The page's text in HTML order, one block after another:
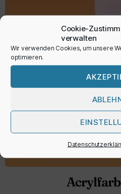
Cookie-
verwalten
Wir verwenden Cookies, um unsere
optimieren.